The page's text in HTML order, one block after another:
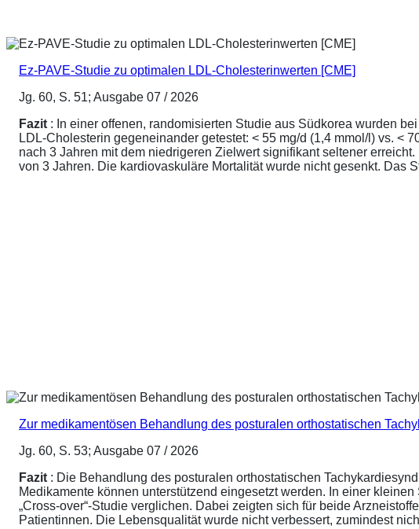
Ez-PAVE-Studie zu optimalen LDL-Cholesterinwerten [CME]
Jg. 60, S. 51; Ausgabe 07 / 2026
Fazit : In einer offenen, randomisierten Studie aus Südkorea wurden
LDL-Cholesterin gegeneinander getestet: < 55 mg/d (1,4 mmol/l) vs. <
nach 3 Jahren mit dem niedrigeren Zielwert signifikant seltener
von 3 Jahren. Die kardiovaskuläre Mortalität wurde nicht gesenkt. Das
Zur medikamentösen Behandlung des posturalen orthostatischen
Jg. 60, S. 53; Ausgabe 07 / 2026
Fazit : Die Behandlung des posturalen orthostatischen
Medikamente können unterstützend eingesetzt werden. In einer
„Cross-over“-Studie verglichen. Dabei zeigten sich für beide
Patientinnen. Die Lebensqualität wurde nicht verbessert, zumindest